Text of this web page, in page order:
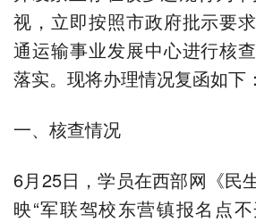
视，立即按照市政府批示要
通运输事业发展中心进行核
落实。现将办理情况复函如下：
一、核查情况
6月25日，学员在西部网《民
映“军联驾校东营镇报名点